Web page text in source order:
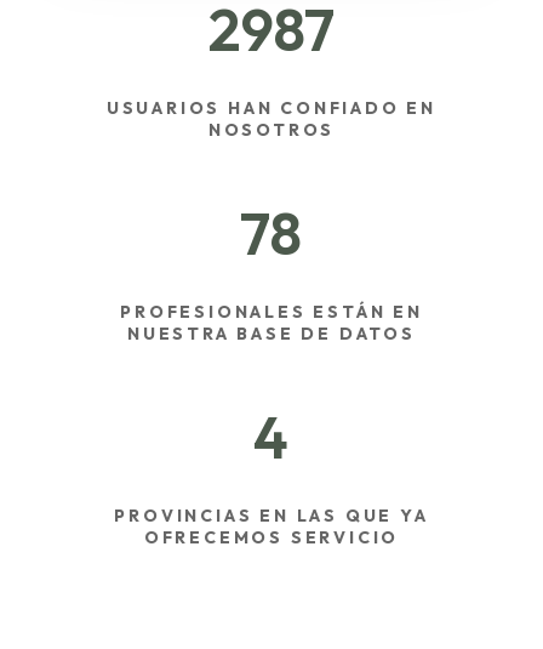
2987
USUARIOS HAN CONFIADO EN
NOSOTROS
78
PROFESIONALES ESTÁN EN
NUESTRA BASE DE DATOS
4
PROVINCIAS EN LAS QUE YA
OFRECEMOS SERVICIO